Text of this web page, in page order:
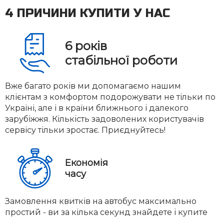
4 ПРИЧИНИ КУПИТИ У НАС
6 років
стабільної роботи
Вже багато років ми допомагаємо нашим
клієнтам з комфортом подорожувати не тільки по
Україні, але і в країни ближнього і далекого
зарубіжжя. Кількість задоволених користувачів
сервісу тільки зростає. Приєднуйтесь!
Економія
часу
Замовлення квитків на автобус максимально
простий - ви за кілька секунд знайдете і купите